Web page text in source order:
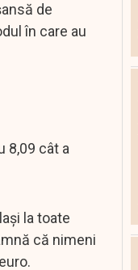
de
în care au
8,09 cât a
la toate
că nimeni